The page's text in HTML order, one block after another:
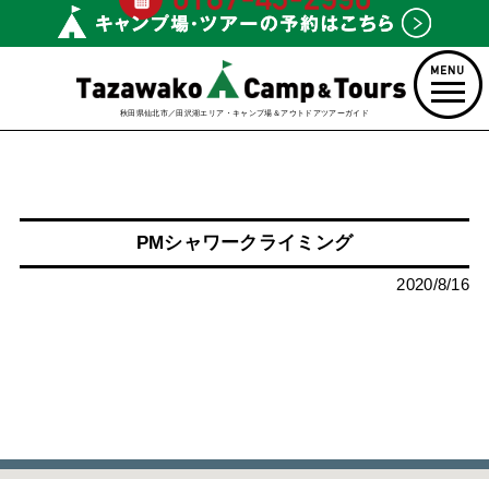
秋田県仙北市／田沢湖エリア・キャンプ場＆アウトドアツアーガイド
PMシャワークライミング
2020/8/16